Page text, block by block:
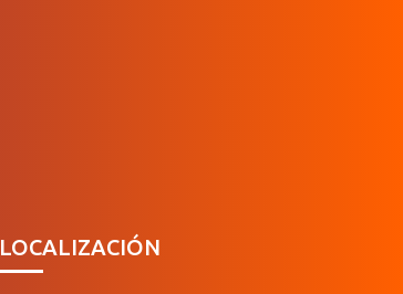
LOCALIZACIÓN